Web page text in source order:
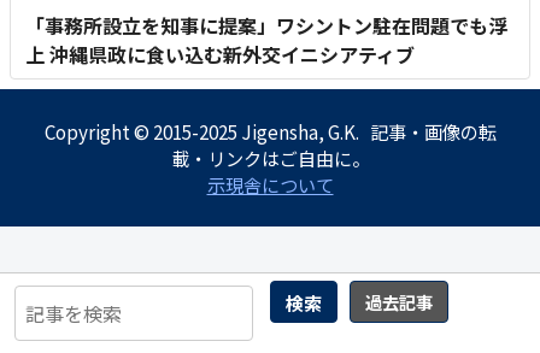
検索 過去記事
「事務所設立を知事に提案」ワシントン駐在問題でも浮
上 沖縄県政に食い込む新外交イニシアティブ
Copyright © 2015-2025 Jigensha, G.K. 記事・画像の転
載・リンクはご自由に。
示現舎について